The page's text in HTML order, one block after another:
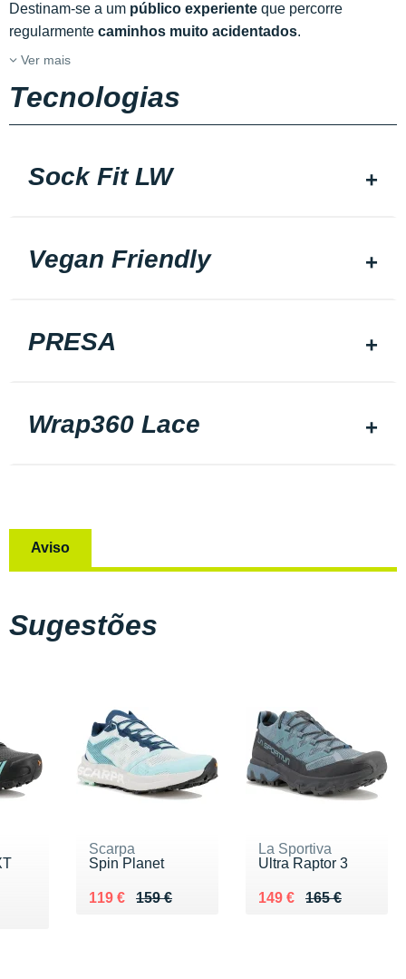
Destinam-se a um público experiente que percorre
regularmente caminhos muito acidentados.
Ver mais
Tecnologias
Sock Fit LW
Vegan Friendly
PRESA
Wrap360 Lace
Aviso
Sugestões
Scarpa
Spin Planet
159 €
Au lieu de 159 €
119 €
Vendu 119 €
La Sportiva
Ultra Raptor 3
165 €
Au lieu de 165 €
149 €
Vendu 149 €